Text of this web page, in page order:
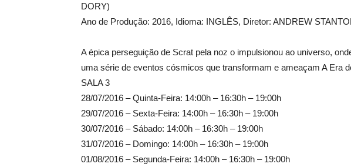
DORY)
Ano de Produção: 2016, Idioma: INGLÊS, Diretor: ANDREW
A épica perseguição de Scrat pela noz o impulsionou ao universo,
uma série de eventos cósmicos que transformam e ameaçam A Era
SALA 3
28/07/2016 – Quinta-Feira: 14:00h – 16:30h – 19:00h
29/07/2016 – Sexta-Feira: 14:00h – 16:30h – 19:00h
30/07/2016 – Sábado: 14:00h – 16:30h – 19:00h
31/07/2016 – Domingo: 14:00h – 16:30h – 19:00h
01/08/2016 – Segunda-Feira: 14:00h – 16:30h – 19:00h